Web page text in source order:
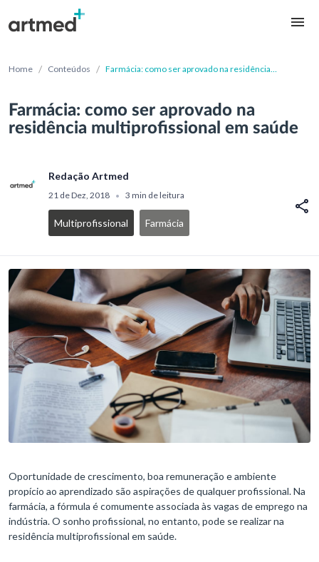
Home / Conteúdos / Farmácia: como ser aprovado na residência
Farmácia: como ser aprovado na
residência multiprofissional em saúde
Redação Artmed
21 de Dez, 2018 • 3 min de leitura
Multiprofissional Farmácia
Oportunidade de crescimento, boa remuneração e ambiente
propício ao aprendizado são aspirações de qualquer profissional. Na
farmácia, a fórmula é comumente associada às vagas de emprego na
indústria. O sonho profissional, no entanto, pode se realizar na
residência multiprofissional em saúde.